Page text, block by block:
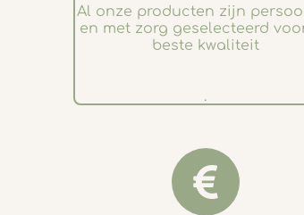
Al onze producten zijn
en met zorg geselecteerd
beste kwaliteit
.